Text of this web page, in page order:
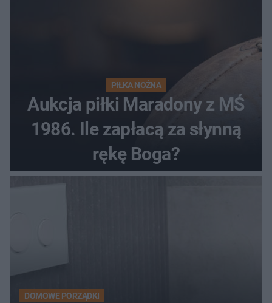
PIŁKA NOŻNA
Aukcja piłki Maradony z MŚ
1986. Ile zapłacą za słynną
rękę Boga?
DOMOWE PORZĄDKI